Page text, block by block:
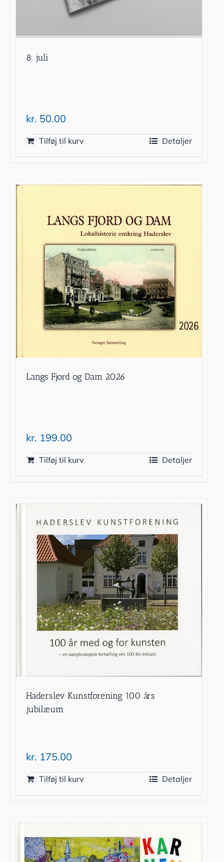
8. juli
kr. 50.00
Tilføj til kurv Detaljer
Langs Fjord og Dam 2026
kr. 199.00
Tilføj til kurv Detaljer
Haderslev Kunstforening 100 års
jubilæum
kr. 175.00
Tilføj til kurv Detaljer